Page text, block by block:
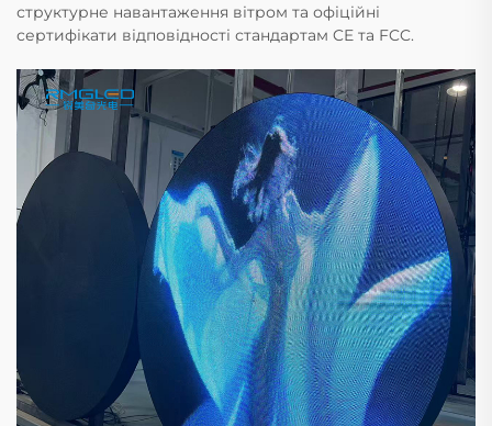
структурне навантаження вітром та офіційні
сертифікати відповідності стандартам CE та FCC.